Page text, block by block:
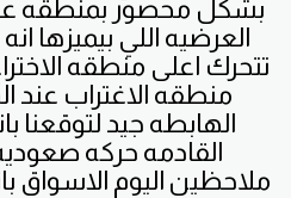
بشكل محصور بمنطقه
العرضيه اللي بيميزها
تتحرك اعلى منطقه
منطقه الاغتراب عند
الهابطه جيد لتوقعنا
القادمه حركه
ملاحظين اليوم الاسواق